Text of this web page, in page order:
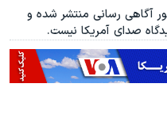
آگاهی رسانی منتشر شده و
صدای آمریکا نیست.